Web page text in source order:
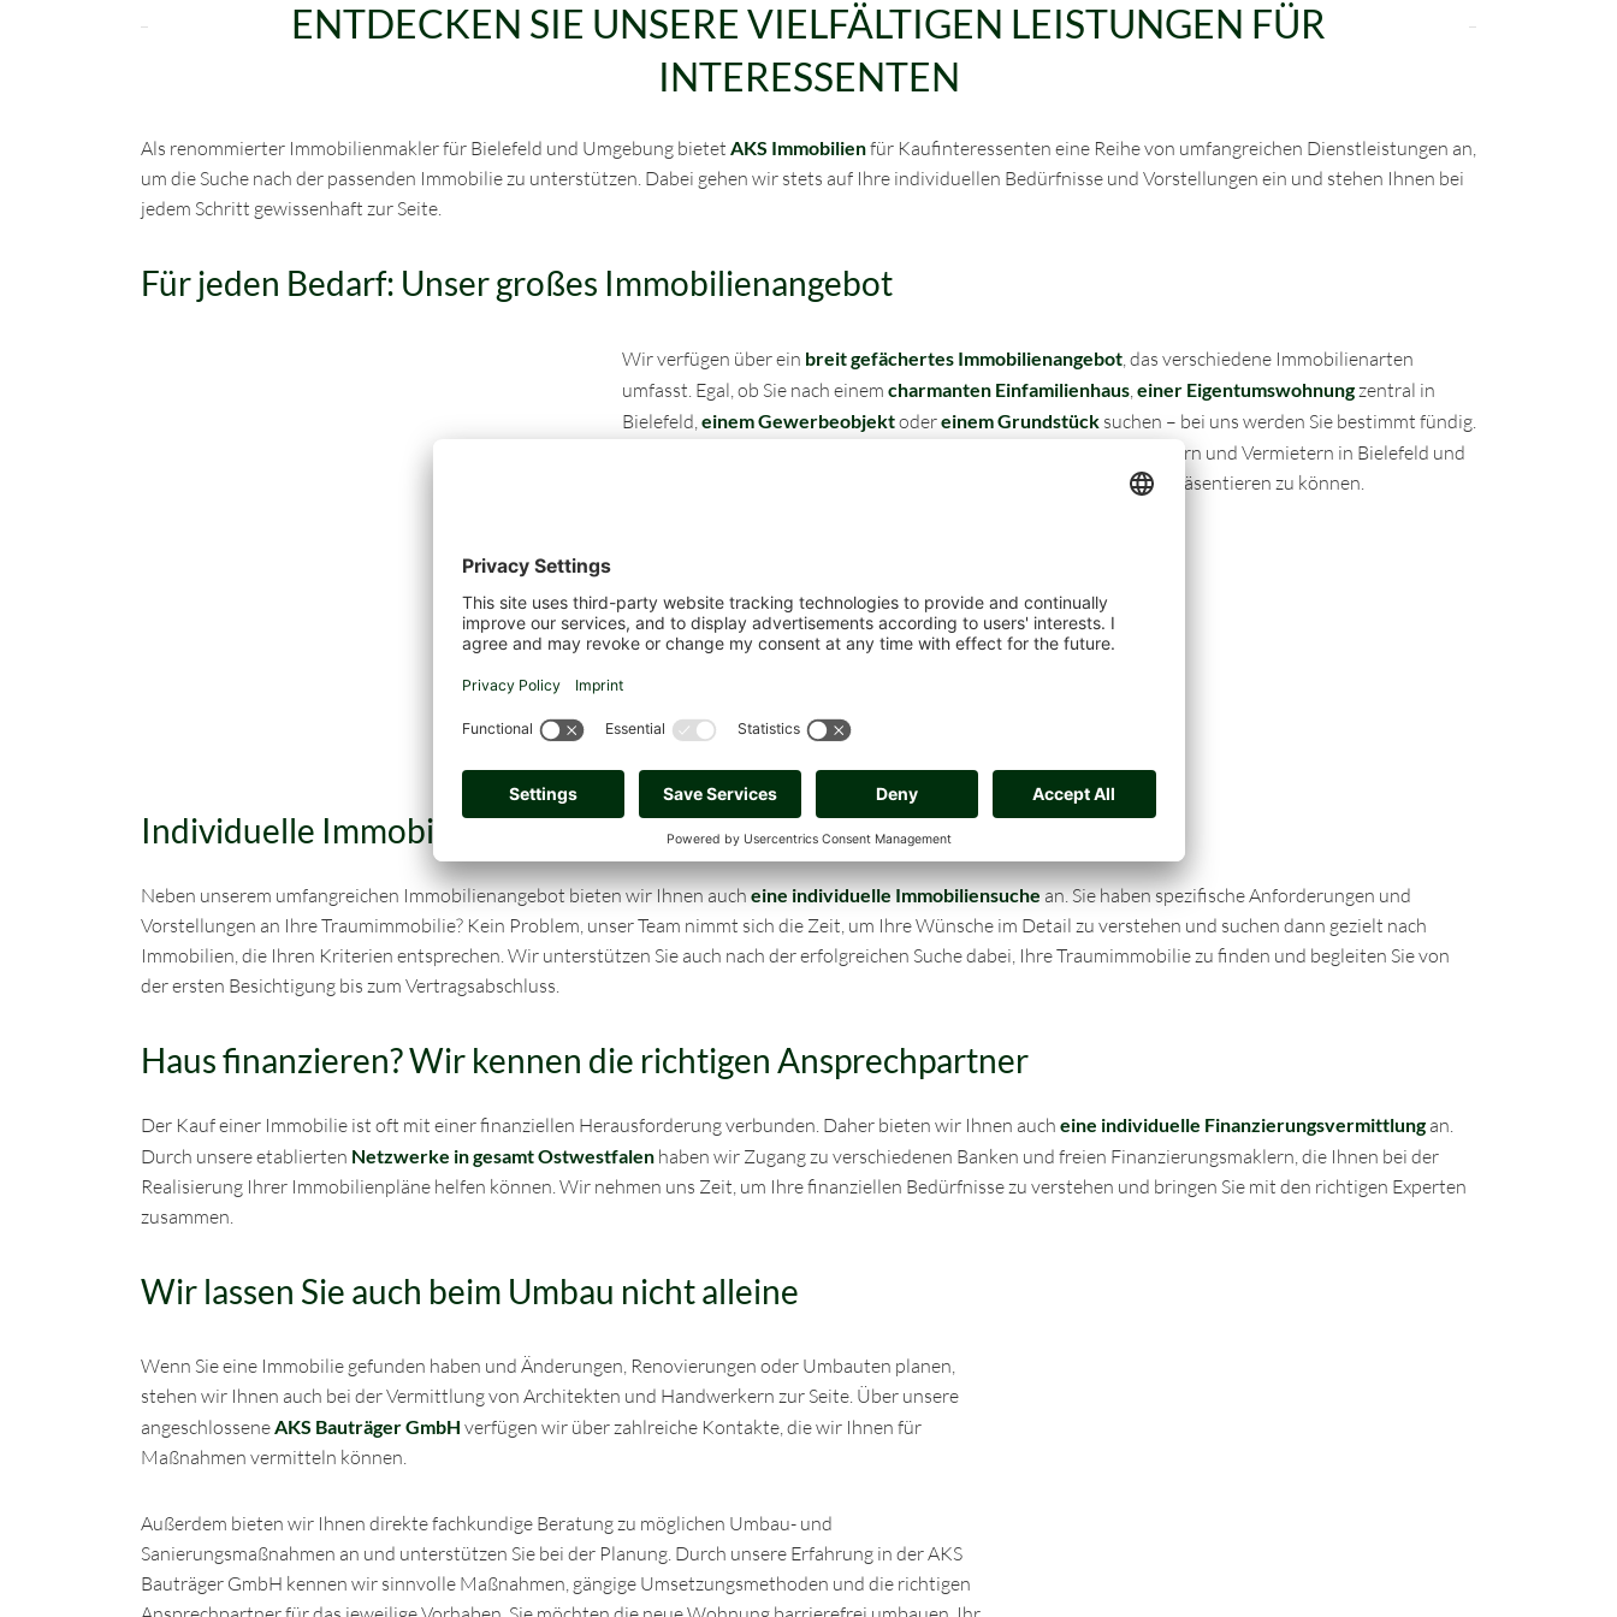
ENTDECKEN SIE UNSERE VIELFÄLTIGEN LEISTUNGEN FÜR
INTERESSENTEN
Als renommierter Immobilienmakler für Bielefeld und Umgebung bietet AKS Immobilienfür Kaufinteressenten eine Reihe von umfangreichen Dienstleistungen an,
um die Suche nach der passenden Immobilie zu unterstützen. Dabei gehen wir stets auf Ihre individuellen Bedürfnisse und Vorstellungen ein und stehen Ihnen bei
jedem Schritt gewissenhaft zur Seite.
Für jeden Bedarf: Unser großes Immobilienangebot
Wir verfügen über ein breit gefächertes Immobilienangebot, das verschiedene Immobilienarten
umfasst. Egal, ob Sie nach einem charmanten Einfamilienhaus,einer Eigentumswohnungzentral in
Bielefeld,einem Gewerbeobjektodereinem Grundstücksuchen – bei uns werden Sie bestimmt fündig.
stehen in engem Kontakt mit Verkäufern und Vermietern in Bielefeld und
Umgebung, um Ihnen eine große Auswahl an passenden Objekten präsentieren zu können.
Individuelle Immobiliensuche für Sie
Neben unserem umfangreichen Immobilienangebot bieten wir Ihnen aucheine individuelle Immobiliensuchean. Sie haben spezifische Anforderungen und
Vorstellungen an Ihre Traumimmobilie? Kein Problem, unser Team nimmt sich die Zeit, um Ihre Wünsche im Detail zu verstehen und suchen dann gezielt nach
Immobilien, die Ihren Kriterien entsprechen. Wir unterstützen Sie auch nach der erfolgreichen Suche dabei, Ihre Traumimmobilie zu finden und begleiten Sie von
der ersten Besichtigung bis zum Vertragsabschluss.
Haus finanzieren? Wir kennen die richtigen Ansprechpartner
Der Kauf einer Immobilie ist oft mit einer finanziellen Herausforderung verbunden. Daher bieten wir Ihnen auch eine individuelle Finanzierungsvermittlungan.
Durch unsere etablierten Netzwerke in gesamt Ostwestfalen haben wir Zugang zu verschiedenen Banken und freien Finanzierungsmaklern, die Ihnen bei der
Realisierung Ihrer Immobilienpläne helfen können. Wir nehmen uns Zeit, um Ihre finanziellen Bedürfnisse zu verstehen und bringen Sie mit den richtigen Experten
zusammen.
Wir lassen Sie auch beim Umbau nicht alleine
Wenn Sie eine Immobilie gefunden haben und Änderungen, Renovierungen oder Umbauten planen,
stehen wir Ihnen auch bei der Vermittlung von Architekten und Handwerkern zur Seite. Über unsere
angeschlosseneAKS Bauträger GmbH verfügen wir über zahlreiche Kontakte, die wir Ihnen für
Maßnahmen vermitteln können.
Außerdem bieten wir Ihnen direkte fachkundige Beratung zu möglichen Umbau- und
Sanierungsmaßnahmen an und unterstützen Sie bei der Planung. Durch unsere Erfahrung in der AKS
Bauträger GmbH kennen wir sinnvolle Maßnahmen, gängige Umsetzungsmethoden und die richtigen